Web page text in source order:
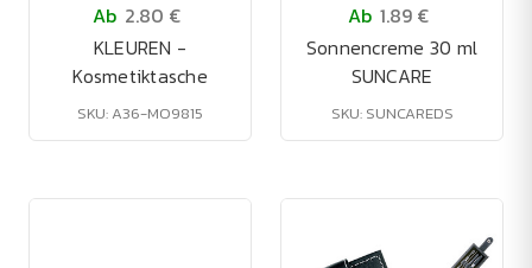
Ab 2.80 €
KLEUREN -
Kosmetiktasche
SKU: A36-MO9815
Ab 1.89 €
Sonnencreme 30 ml
SUNCARE
SKU: SUNCAREDS